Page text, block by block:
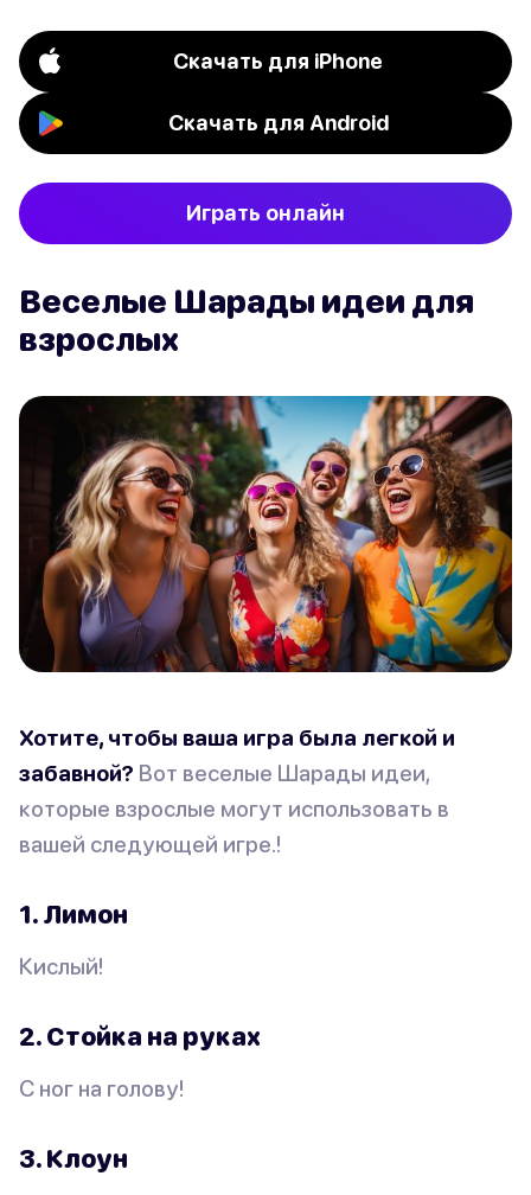
Скачать для iPhone
Скачать для Android
Играть онлайн
Веселые Шарады идеи для
взрослых
Хотите, чтобы ваша игра была легкой и
забавной? Вот веселые Шарады идеи,
которые взрослые могут использовать в
вашей следующей игре.!
1. Лимон
Кислый!
2. Стойка на руках
С ног на голову!
3. Клоун